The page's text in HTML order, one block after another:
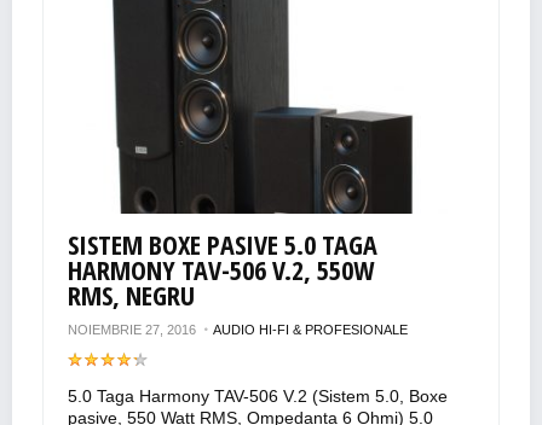
SISTEM BOXE PASIVE 5.0 TAGA
HARMONY TAV-506 V.2, 550W
RMS, NEGRU
NOIEMBRIE 27, 2016 AUDIO HI-FI & PROFESIONALE
5.0 Taga Harmony TAV-506 V.2 (Sistem 5.0, Boxe
pasive, 550 Watt RMS, Ompedanta 6 Ohmi) 5.0